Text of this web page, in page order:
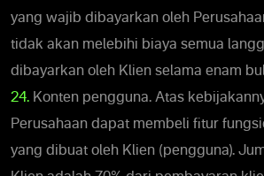
yang wajib dibayarkan oleh
tidak akan melebihi biaya semua
dibayarkan oleh Klien selama enam
24. Konten pengguna. Atas
Perusahaan dapat membeli fitur
yang dibuat oleh Klien (pengguna).